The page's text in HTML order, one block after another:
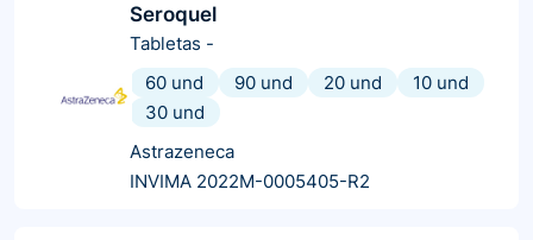
Seroquel
Tabletas -
60 und
90 und 20 und
10 und
30 und
Astrazeneca
INVIMA 2022M-0005405-R2